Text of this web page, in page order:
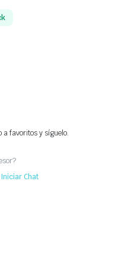
a favoritos y síguelo.
Iniciar Chat